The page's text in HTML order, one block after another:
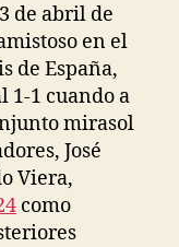
de abril de
en el
de España,
1-1 cuando a
mirasol
José
Viera,
como